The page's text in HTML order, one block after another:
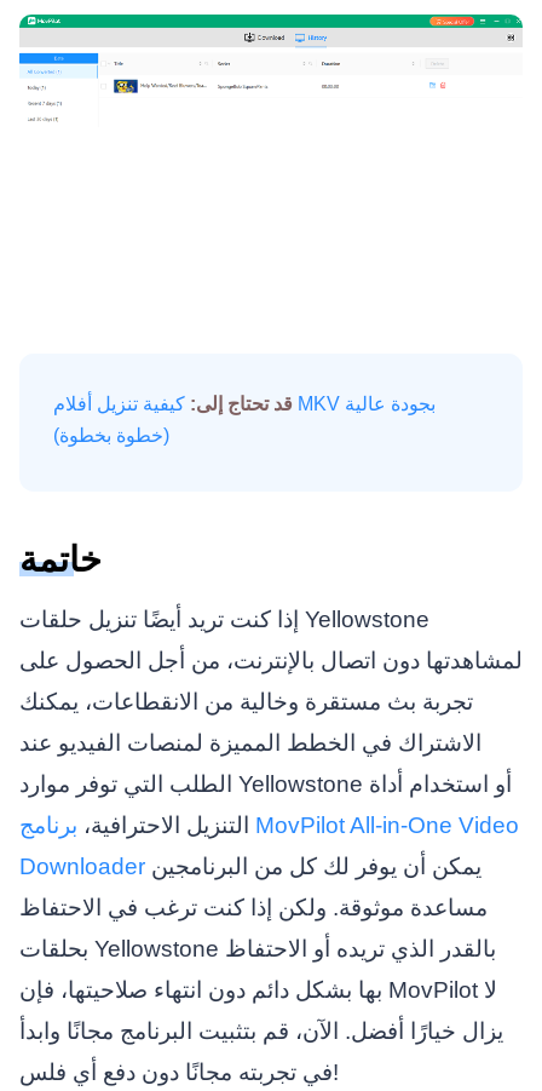
قد تحتاج إلى: كيفية تنزيل أفلام MKV بجودة عالية
(خطوة بخطوة)
خاتمة
إذا كنت تريد أيضًا تنزيل حلقات Yellowstone
لمشاهدتها دون اتصال بالإنترنت، من أجل الحصول على
تجربة بث مستقرة وخالية من الانقطاعات، يمكنك
الاشتراك في الخطط المميزة لمنصات الفيديو عند
الطلب التي توفر موارد Yellowstone أو استخدام أداة
التنزيل الاحترافية، برنامج MovPilot All-in-One Video
Downloaderيمكن أن يوفر لك كل من البرنامجين
مساعدة موثوقة. ولكن إذا كنت ترغب في الاحتفاظ
بحلقات Yellowstone بالقدر الذي تريده أو الاحتفاظ
بها بشكل دائم دون انتهاء صلاحيتها، فإن MovPilot لا
يزال خيارًا أفضل. الآن، قم بتثبيت البرنامج مجانًا وابدأ
في تجربته مجانًا دون دفع أي فلس!